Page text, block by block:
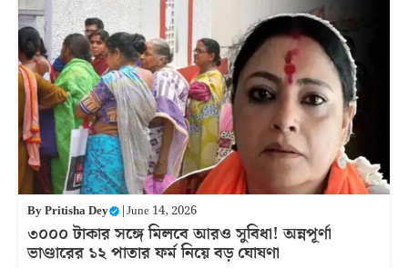
ByPritisha Dey |June 14, 2026
৩০০০ টাকার সঙ্গে মিলবে আরও সুবিধা! অন্নপূর্ণা
ভাণ্ডারের ১২ পাতার ফর্ম নিয়ে বড় ঘোষণা